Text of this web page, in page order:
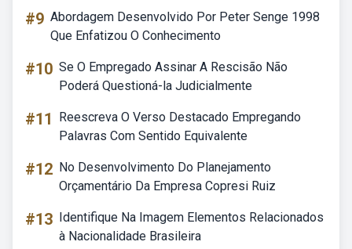
#9 Abordagem Desenvolvido Por Peter Senge 1998
Que Enfatizou O Conhecimento
#10 Se O Empregado Assinar A Rescisão Não
Poderá Questioná-la Judicialmente
#11
Reescreva O Verso Destacado Empregando
Palavras Com Sentido Equivalente
#12 No Desenvolvimento Do Planejamento
Orçamentário Da Empresa Copresi Ruiz
#13 Identifique Na Imagem Elementos Relacionados
à Nacionalidade Brasileira